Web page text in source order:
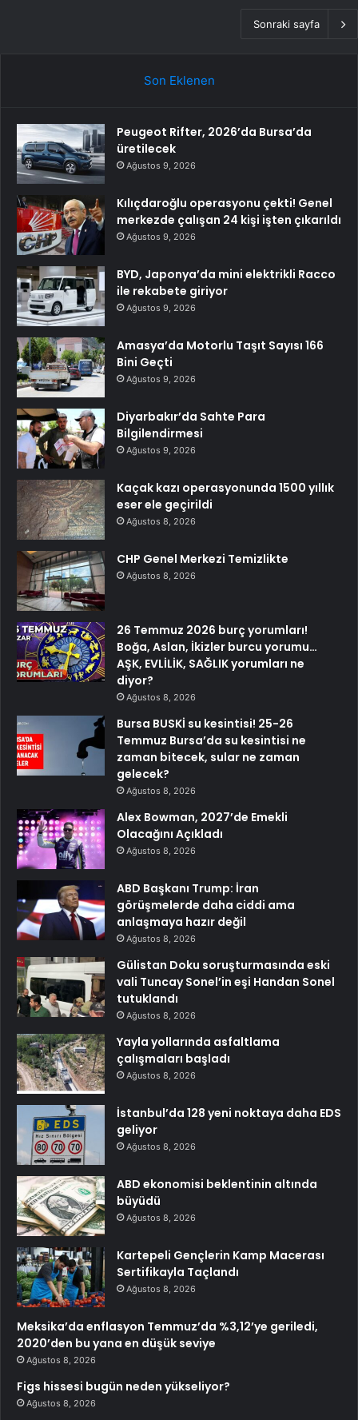
Sonraki sayfa
Son Eklenen
Peugeot Rifter, 2026’da Bursa’da
üretilecek
Ağustos 9, 2026
Kılıçdaroğlu operasyonu çekti! Genel
merkezde çalışan 24 kişi işten çıkarıldı
Ağustos 9, 2026
BYD, Japonya’da mini elektrikli Racco
ile rekabete giriyor
Ağustos 9, 2026
Amasya’da Motorlu Taşıt Sayısı 166
Bini Geçti
Ağustos 9, 2026
Diyarbakır’da Sahte Para
Bilgilendirmesi
Ağustos 9, 2026
Kaçak kazı operasyonunda 1500 yıllık
eser ele geçirildi
Ağustos 8, 2026
CHP Genel Merkezi Temizlikte
Ağustos 8, 2026
26 Temmuz 2026 burç yorumları!
Boğa, Aslan, İkizler burcu yorumu…
AŞK, EVLİLİK, SAĞLIK yorumları ne
diyor?
Ağustos 8, 2026
Bursa BUSKİ su kesintisi! 25-26
Temmuz Bursa’da su kesintisi ne
zaman bitecek, sular ne zaman
gelecek?
Ağustos 8, 2026
Alex Bowman, 2027’de Emekli
Olacağını Açıkladı
Ağustos 8, 2026
ABD Başkanı Trump: İran
görüşmelerde daha ciddi ama
anlaşmaya hazır değil
Ağustos 8, 2026
Gülistan Doku soruşturmasında eski
vali Tuncay Sonel’in eşi Handan Sonel
tutuklandı
Ağustos 8, 2026
Yayla yollarında asfaltlama
çalışmaları başladı
Ağustos 8, 2026
İstanbul’da 128 yeni noktaya daha EDS
geliyor
Ağustos 8, 2026
ABD ekonomisi beklentinin altında
büyüdü
Ağustos 8, 2026
Kartepeli Gençlerin Kamp Macerası
Sertifikayla Taçlandı
Ağustos 8, 2026
Meksika’da enflasyon Temmuz’da %3,12’ye geriledi,
2020’den bu yana en düşük seviye
Ağustos 8, 2026
Figs hissesi bugün neden yükseliyor?
Ağustos 8, 2026